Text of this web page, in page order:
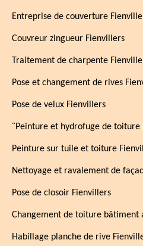
Entreprise de couverture
Couvreur zingueur Fienvillers
Traitement de charpente
Pose et changement de rives
Pose de velux Fienvillers
¨Peinture et hydrofuge de toiture
Peinture sur tuile et toiture
Nettoyage et ravalement de
Pose de closoir Fienvillers
Changement de toiture bâtiment
Habillage planche de rive